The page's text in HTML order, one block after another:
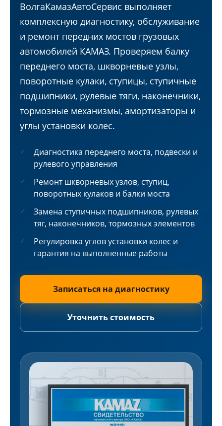
ВолгаКамазАвтоСервис выполняет
комплексную диагностику, обслуживание
и ремонт передних мостов грузовых
автомобилей КАМАЗ. Проверяем балку
переднего моста, шкворневые узлы,
поворотные кулаки, ступицы, ступичные
подшипники, рулевые тяги, наконечники,
тормозные механизмы, амортизаторы и
углы установки колес.
Диагностика переднего моста, подвески и
рулевого управления
Ремонт шкворневых узлов, ступиц,
поворотных кулаков и балки моста
Замена ступичных подшипников, рулевых
тяг, наконечников, тормозных элементов
Регулировка углов установки колес и
гарантия на выполненные работы
Записаться на диагностику
Уточнить стоимость